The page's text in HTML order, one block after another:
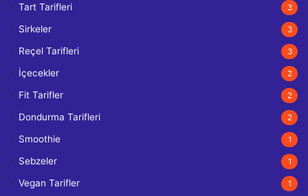
Tart Tarifleri 3
Sirkeler 3
Reçel Tarifleri 3
İçecekler 2
Fit Tarifler 2
Dondurma Tarifleri 2
Smoothie 1
Sebzeler 1
Vegan Tarifler 1